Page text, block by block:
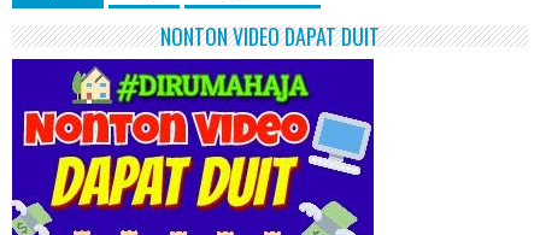
NONTON VIDEO DAPAT DUIT